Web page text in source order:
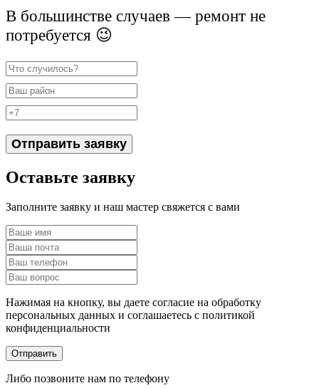
В большинстве случаев — ремонт не
потребуется 😉
Отправить заявку
Оставьте заявку
Заполните заявку и наш мастер свяжется с вами
Нажимая на кнопку, вы даете согласие на обработку
персональных данных и соглашаетесь c политикой
конфиденциальности
Отправить
Либо позвоните нам по телефону